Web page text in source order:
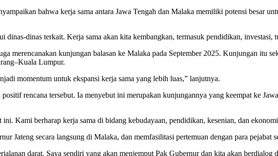
bahwa kerja sama antara Jawa Tengah dan Malaka memiliki potensi besar
dinas terkait. Kerja sama akan kita kembangkan, termasuk pendidikan, investasi,
merencanakan kunjungan balasan ke Malaka pada September 2025. Kunjungan itu
Lumpur.
momentum untuk ekspansi kerja sama yang lebih luas,” lanjutnya.
rencana tersebut. Ia menyebut ini merupakan kunjungannya yang keempat ke
Kami berharap kerja sama di bidang kebudayaan, pendidikan, kesenian, dan
Jateng secara langsung di Malaka, dan memfasilitasi pertemuan dengan para pejabat
darat. Saya sendiri yang akan menjemput Pak Gubernur dan kita akan berdialog